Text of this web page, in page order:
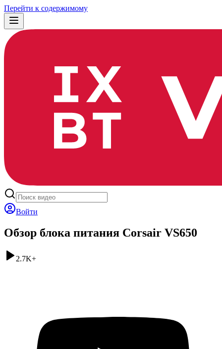
Перейти к содержимому
Войти
Обзор блока питания Corsair VS650
2.7K+